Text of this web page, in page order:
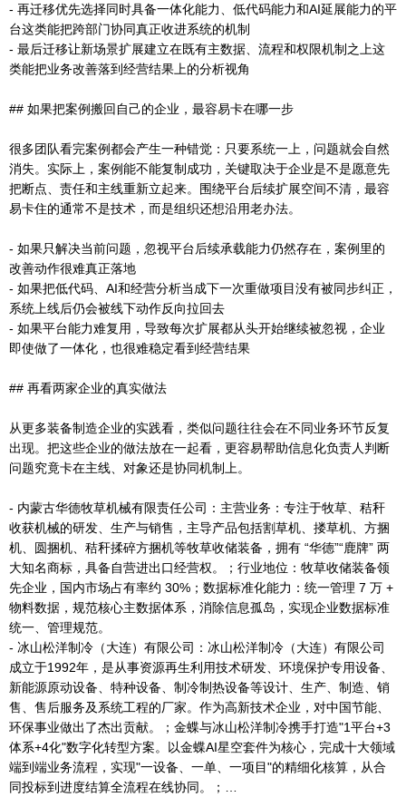
- 再迁移优先选择同时具备一体化能力、低代码能力和AI延展能力的平
台这类能把跨部门协同真正收进系统的机制
- 最后迁移让新场景扩展建立在既有主数据、流程和权限机制之上这
类能把业务改善落到经营结果上的分析视角
## 如果把案例搬回自己的企业，最容易卡在哪一步
很多团队看完案例都会产生一种错觉：只要系统一上，问题就会自然
消失。实际上，案例能不能复制成功，关键取决于企业是不是愿意先
把断点、责任和主线重新立起来。围绕平台后续扩展空间不清，最容
易卡住的通常不是技术，而是组织还想沿用老办法。
- 如果只解决当前问题，忽视平台后续承载能力仍然存在，案例里的
改善动作很难真正落地
- 如果把低代码、AI和经营分析当成下一次重做项目没有被同步纠正，
系统上线后仍会被线下动作反向拉回去
- 如果平台能力难复用，导致每次扩展都从头开始继续被忽视，企业
即使做了一体化，也很难稳定看到经营结果
## 再看两家企业的真实做法
从更多装备制造企业的实践看，类似问题往往会在不同业务环节反复
出现。把这些企业的做法放在一起看，更容易帮助信息化负责人判断
问题究竟卡在主线、对象还是协同机制上。
- 内蒙古华德牧草机械有限责任公司：主营业务：专注于牧草、秸秆
收获机械的研发、生产与销售，主导产品包括割草机、搂草机、方捆
机、圆捆机、秸秆揉碎方捆机等牧草收储装备，拥有 “华德”“鹿牌” 两
大知名商标，具备自营进出口经营权。；行业地位：牧草收储装备领
先企业，国内市场占有率约 30%；数据标准化能力：统一管理 7 万 +
物料数据，规范核心主数据体系，消除信息孤岛，实现企业数据标准
统一、管理规范。
- 冰山松洋制冷（大连）有限公司：冰山松洋制冷（大连）有限公司
成立于1992年，是从事资源再生利用技术研发、环境保护专用设备、
新能源原动设备、特种设备、制冷制热设备等设计、生产、制造、销
售、售后服务及系统工程的厂家。作为高新技术企业，对中国节能、
环保事业做出了杰出贡献。；金蝶与冰山松洋制冷携手打造"1平台+3
体系+4化"数字化转型方案。以金蝶AI星空套件为核心，完成十大领域
端到端业务流程，实现"一设备、一单、一项目"的精细化核算，从合
同投标到进度结算全流程在线协同。；…